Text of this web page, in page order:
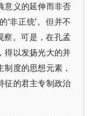
意义的延伸而非否
‘非正统’。但并不
察。可是，在孔孟
得以发扬光大的并
度的思想元素，
征的君主专制政治